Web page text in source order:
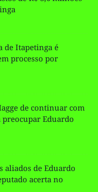
de Itapetinga é
processo por
de continuar com
Eduardo
aliados de Eduardo
acerta no